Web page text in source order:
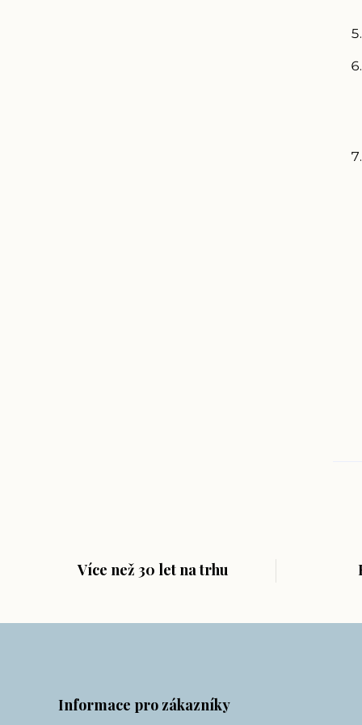
Více než 30 let na trhu
Informace pro zákazníky